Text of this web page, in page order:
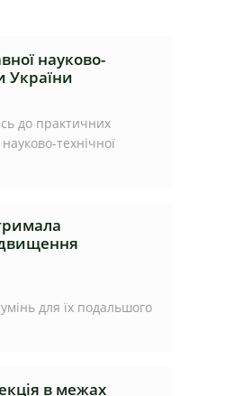
науково-
України
до практичних
технічної
для їх подальшого
в межах